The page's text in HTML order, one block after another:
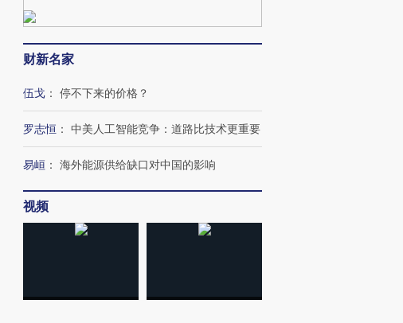
财新名家
伍戈 ： 停不下来的价格？
罗志恒 ： 中美人工智能竞争：道路比技术更重要
易峘 ： 海外能源供给缺口对中国的影响
视频